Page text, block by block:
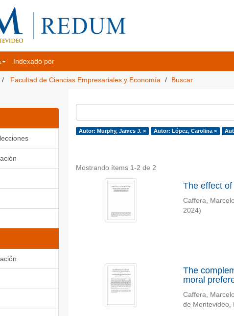
Indexado por
Facultad de Ciencias Empresariales y Economía Buscar
Autor: Murphy, James J. × Autor: López, Carolina ×
Mostrando ítems 1-2 de 2
The effect
Caffera, Marcelo
2024)
The
moral
Caffera, Marcelo
de Montevideo,